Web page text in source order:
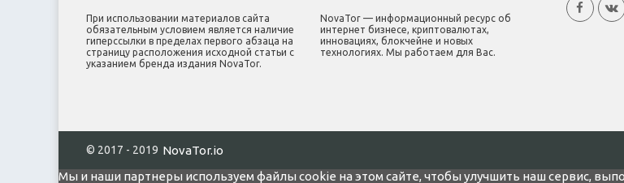
При использовании материалов сайта
обязательным условием является наличие
гиперссылки в пределах первого абзаца на
страницу расположения исходной статьи с
указанием бренда издания NovaTor.
NovaTor — информационный ресурс об
интернет бизнесе, криптовалютах,
инновациях, блокчейне и новых
технологиях. Мы работаем для Вас.
© 2017 - 2019 NovaTor.io
Мы и наши партнеры используем файлы cookie на этом сайте, чтобы улучшить наш сервис,